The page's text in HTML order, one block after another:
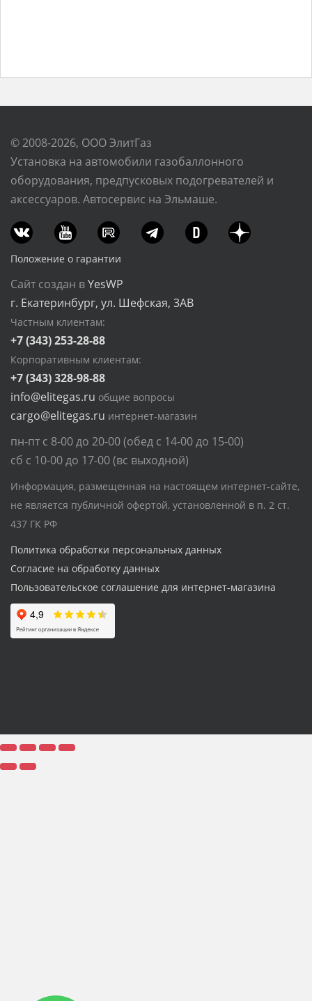
© 2008-2026, ООО ЭлитГаз
Установка на автомобили газобаллонного
оборудования, предпусковых подогревателей и
аксессуаров. Автосервис на Эльмаше.
Положение о гарантии
Сайт создан вYesWP
г. Екатеринбург, ул. Шефская, 3АВ
Частным клиентам:
+7 (343) 253-28-88
Корпоративным клиентам:
+7 (343) 328-98-88
info@elitegas.ru общие вопросы
cargo@elitegas.ru интернет-магазин
пн-пт с 8-00 до 20-00 (обед с 14-00 до 15-00)
сб с 10-00 до 17-00 (вс выходной)
Информация, размещенная на настоящем интернет-сайте,
не является публичной офертой, установленной в п. 2 ст.
437 ГК РФ
Политика обработки персональных данных
Согласие на обработку данных
Пользовательское соглашение для интернет-магазина